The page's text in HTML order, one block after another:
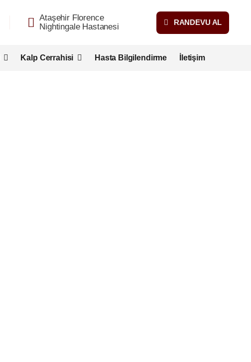
Ataşehir Florence
Nightingale Hastanesi
RANDEVU AL
Kalp Cerrahisi Hasta Bilgilendirme İletişim